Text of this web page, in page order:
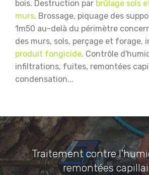
bois. Destruction par brûlage sols
murs. Brossage, piquage des
1m50 au-delà du périmètre
des murs, sols, perçage et forage,
produit fongicide. Contrôle
infiltrations, fuites, remontées
condensation...
Traitement contre
remontées